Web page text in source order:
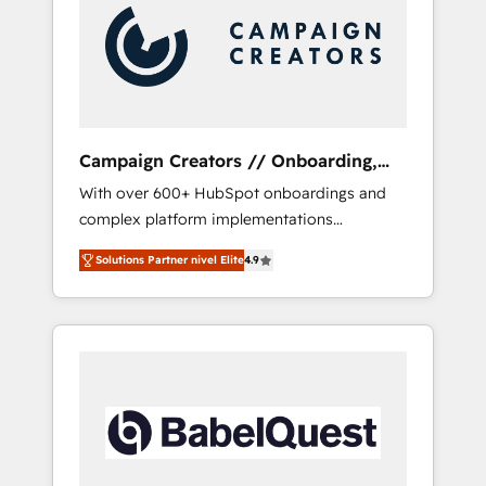
Nos caracterizamos por combinar excelencia
técnica con una mirada estratégica a largo
plazo.
Campaign Creators // Onboarding,
CRM Migration
With over 600+ HubSpot onboardings and
complex platform implementations
delivered, CC is the go-to Elite Solutions
Partner for businesses ready to migrate,
replatform, and scale smarter. We specialize
in high-impact CRM and CMS migrations and
turning fragmented systems into unified,
growth-ready HubSpot architectures that
Solutions Partner nivel Elite4.9